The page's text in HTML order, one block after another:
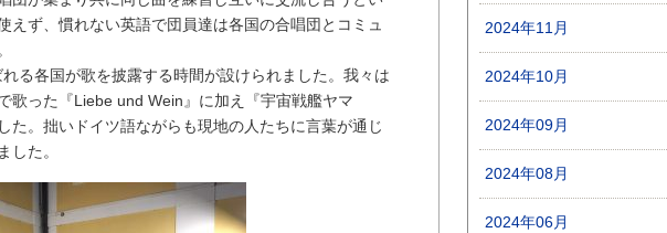
えず、慣れない英語で団員達は各国の合唱団とコミュ
る各国が歌を披露する時間が設けられました。我々は
歌った『Liebe und Wein』に加え『宇宙戦艦ヤマ
た。拙いドイツ語ながらも現地の人たちに言葉が通じ
した。
2024年11月
2024年10月
2024年09月
2024年08月
2024年06月